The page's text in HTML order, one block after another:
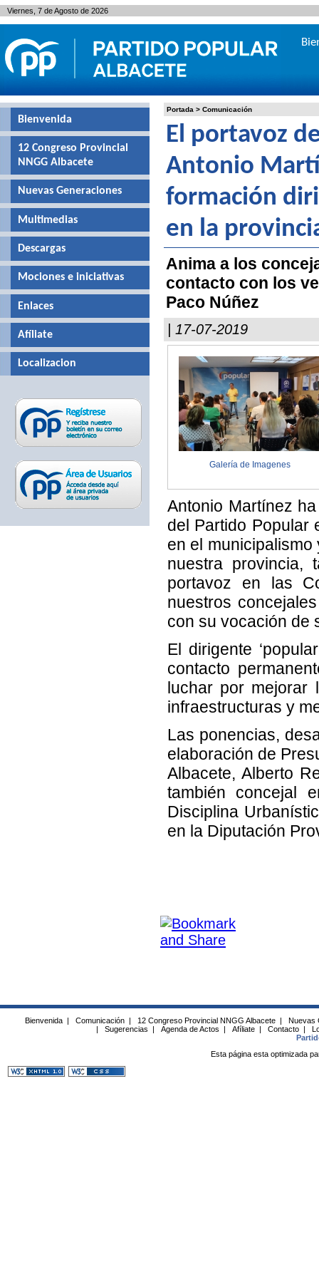
Portada > Comunicación
El portavoz
Antonio
formación
en la
Anima a los
contacto con los
Paco Núñez
| 17-07-2019
Galería de Imagenes
Antonio Martínez
del Partido Popular
en el
nuestra
portavoz en las
nuestros
con su vocación de
El dirigente
contacto
luchar por mejorar
infraestructuras y
Las ponencias,
elaboración de
Albacete, Alberto
también concejal
Disciplina
en la Diputación
Bienvenida
12 Congreso Provincial
NNGG Albacete
Nuevas Generaciones
Multimedias
Descargas
Mociones e iniciativas
Enlaces
Afíliate
Localizacion
Viernes, 7 de Agosto de 2026
Bienvenida | Comunicación | 12 Congreso Provincial NNGG Albacete |
Nuevas
|
Sugerencias | Agenda de Actos | Afíliate | Contacto |
Esta página esta optimizada